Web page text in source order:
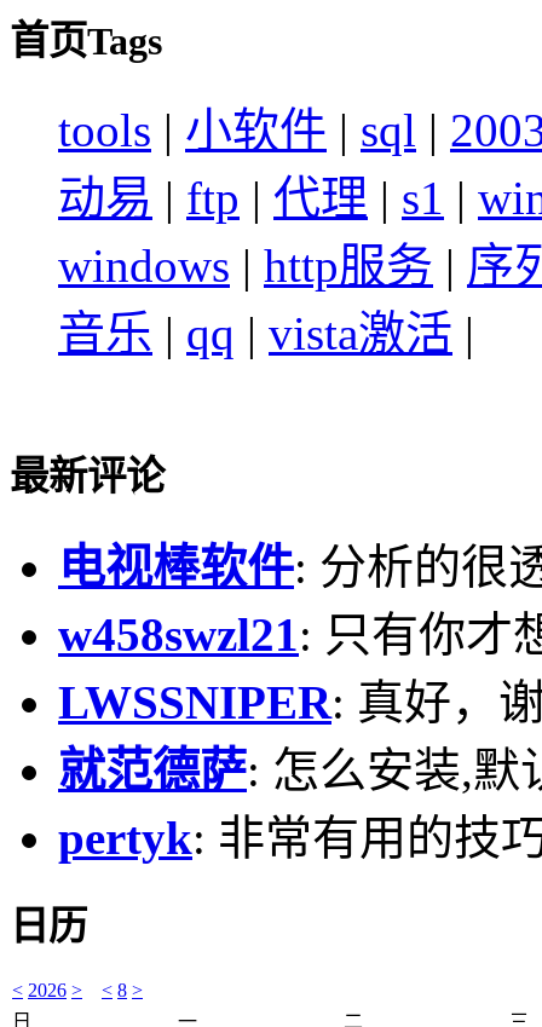
首页Tags
tools | 小软件 | sql |
动易 | ftp | 代理 | s1 |
windows | http服务 | 序
音乐 | qq | vista激活 |
最新评论
电视棒软件: 分析的很
w458swzl21 : 只有你才
LWSSNIPER: 真好，
就范德萨: 怎么安装,默
pertyk: 非常有用的技
日历
< 2026 > < 8 >
日
一 二 三